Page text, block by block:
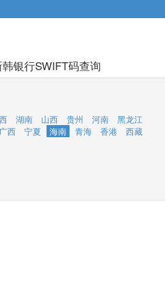
银行SWIFT码查询
湖南 山西 贵州 河南
黑龙江
广西 宁夏 海南 青海 香港
西藏